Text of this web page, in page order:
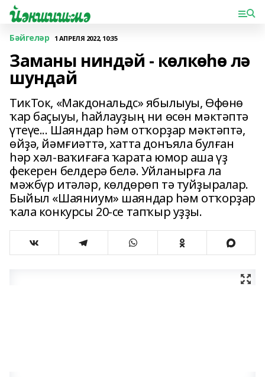
Бәйгеләр 1 АПРЕЛЯ 2022, 10:35
Заманы ниндәй - көлкөһө лә
шундай
ТикТок, «Макдональдс» ябылыуы, Өфөнө
ҡар баҫыуы, һайлауҙың ни өсөн мәктәптә
үтеүе... Шаяндар һәм отҡорҙар мәктәптә,
өйҙә, йәмғиәттә, хатта донъяла булған
һәр хәл-ваҡиғаға ҡарата юмор аша үҙ
фекерен белдерә белә. Уйланырға ла
мәжбүр итәләр, көлдөрөп тә туйҙыралар.
Быйыл «Шаяниум» шаяндар һәм отҡорҙар
ҡала конкурсы 20-се тапҡыр уҙҙы.